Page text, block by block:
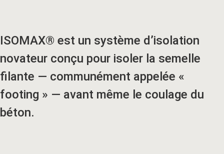
ISOMAX® est un système d’isolation
novateur conçu pour isoler la semelle
filante — communément appelée «
footing » — avant même le coulage du
béton.